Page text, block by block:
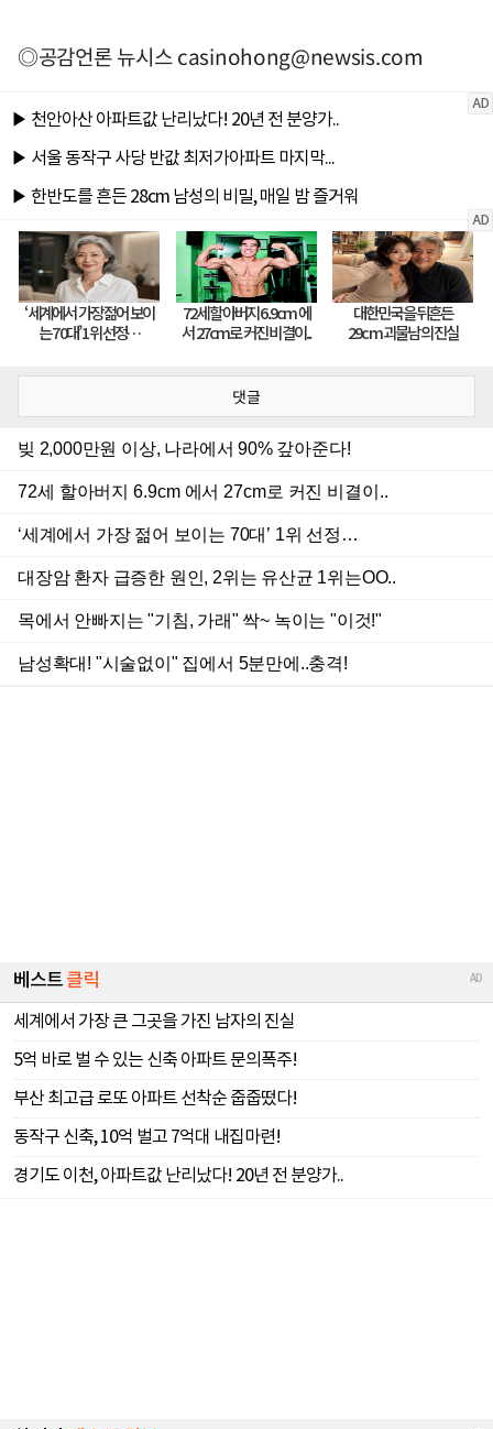
◎공감언론 뉴시스casinohong@newsis.com
댓글